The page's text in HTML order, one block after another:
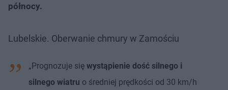
północy.
Lubelskie. Oberwanie chmury w Zamościu
„Prognozuje się wystąpienie dość silnego i
silnego wiatru o średniej prędkości od 30 km/h